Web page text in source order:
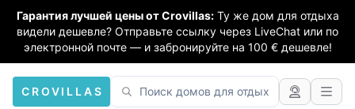
Гарантия лучшей цены от Crovillas: Ту же дом для отдыха
видели дешевле? Отправьте ссылку через LiveChat или по
электронной почте — и забронируйте на 100 € дешевле!
CROVILLAS